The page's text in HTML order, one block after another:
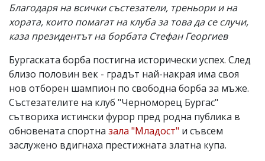
откриете
обиден
за
вас
моля
сигнализирайте
Благодаря на всички състезатели, треньори и на
хората, които помагат на клуба за това да се случи,
каза президентът на борбата Стефан Георгиев
Бургаската борба постигна исторически успех. След
близо половин век - градът най-накрая има своя
нов отборен шампион по свободна борба за мъже.
Състезателите на клуб "Черноморец Бургас"
сътвориха истински фурор пред родна публика в
обновената спортна зала "Младост" и съвсем
заслужено вдигнаха престижната златна купа.